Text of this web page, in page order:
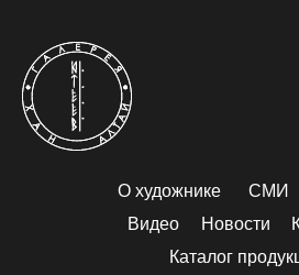
О художнике СМИ
Видео
Новости
Каталог